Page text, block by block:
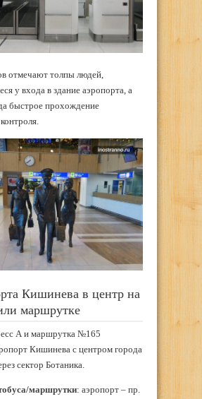
отмечают толпы людей,
у входа в здание аэропорта, а
быстрое прохождение
Кишинева в центр на
маршрутке
А и маршрутка №165
Кишинева с центром города
сектор Ботаника.
маршрутки: аэропорт – пр.